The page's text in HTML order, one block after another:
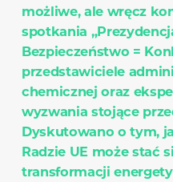
możliwe, ale wręcz
spotkania
Bezpieczeństwo =
przedstawiciele
chemicznej oraz
wyzwania stojące
Dyskutowano o tym,
Radzie UE może stać
transformacji